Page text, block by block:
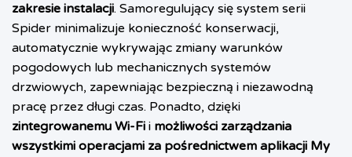
zakresie instalacji. Samoregulujący się system serii
Spider minimalizuje konieczność konserwacji,
automatycznie wykrywając zmiany warunków
pogodowych lub mechanicznych systemów
drzwiowych, zapewniając bezpieczną i niezawodną
pracę przez długi czas. Ponadto, dzięki
zintegrowanemu Wi-Fi i możliwości zarządzania
wszystkimi operacjami za pośrednictwem aplikacji My